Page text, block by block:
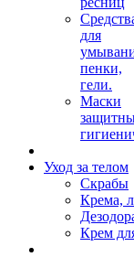
для
пенки,
гели.
Маски
Уход за телом
Скрабы
Крема,
Крем